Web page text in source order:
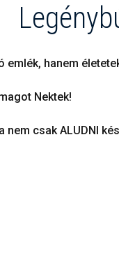
emlék, hanem
Nektek!
csak ALUDNI